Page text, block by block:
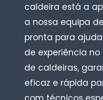
caldeira está a
a nossa equipa
pronta para
de experiência
de caldeiras,
eficaz e rápida